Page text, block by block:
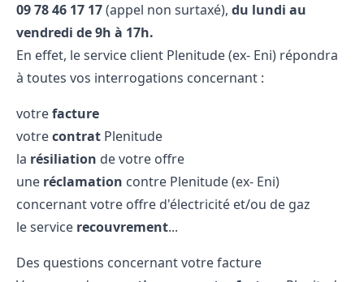
09​ 78​ 46​ 17​ 17(appel non surtaxé), du lundi au
vendredi de 9h à 17h.
En effet, le service client Plenitude (ex- Eni) répondra
à toutes vos interrogations concernant :
votrefacture
votrecontrat Plenitude
la résiliation de votre offre
une réclamation contre Plenitude (ex- Eni)
concernant votre offre d'électricité et/ou de gaz
le service recouvrement...
Des questions concernant votre facture